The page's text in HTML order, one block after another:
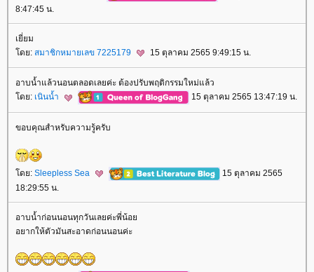
8:47:45 น.
เยี่ยม
ดย: สมาชิกหมายเลข 7225179 15 ตุลาคม 2565 9:49:15 น.
อาบน้ำแล้วนอนตลอดเลยค่ะ ต้องปรับพฤติกรรมใหม่แล้ว
ดย: เนินน้ำ 15 ตุลาคม 2565 13:47:19 น.
ขอบคุณสำหรับความรู้ครับ
ดย: Sleepless Sea
15 ตุลาคม 2565
18:29:55 น.
อาบน้ำก่อนนอนทุกวันเลยค่ะพี่น้อ
อยากให้ตัวมันสะอาดก่อนนอนค่ะ